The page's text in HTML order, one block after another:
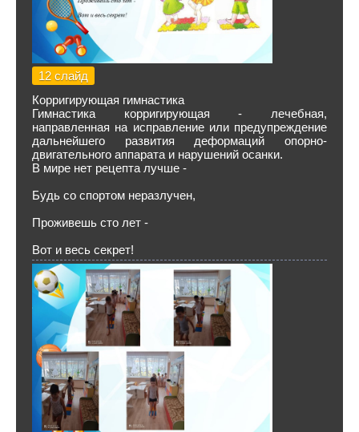
12 слайд
Корригирующая гимнастика
Гимнастика корригирующая - лечебная,
направленная на исправление или предупреждение
дальнейшего развития деформаций опорно-
двигательного аппарата и нарушений осанки.
В мире нет рецепта лучше -
Будь со спортом неразлучен,
Проживешь сто лет -
Вот и весь секрет!